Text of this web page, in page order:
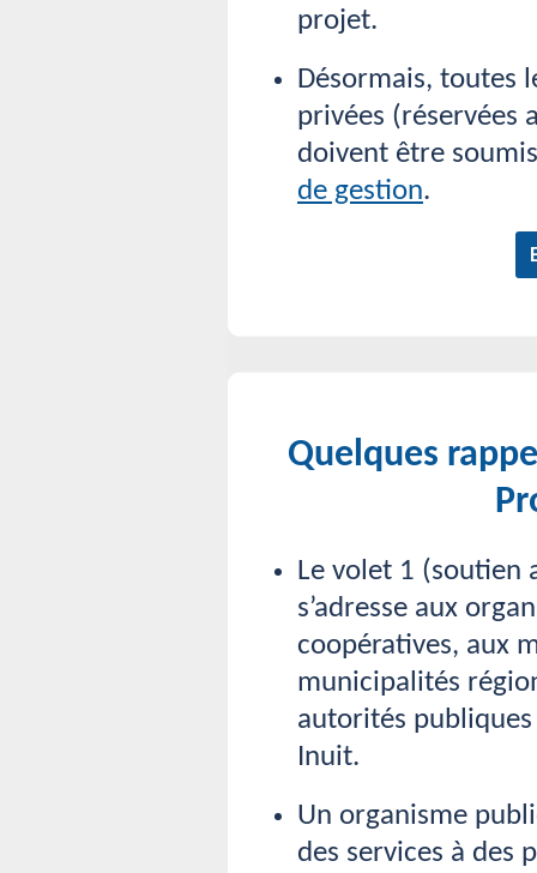
projet.
Désormais, toutes
privées (réservées
doivent être
de gestion.
Quelques
Le volet 1 (soutien
s’adresse aux
coopératives, aux
municipalités
autorités
Inuit.
Un organisme
des services à des